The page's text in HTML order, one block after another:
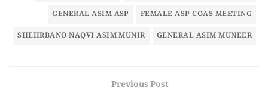
FEMALE ASP COAS MEETING
GENERAL ASIM ASP
GENERAL ASIM MUNEER
SHEHRBANO NAQVI ASIM MUNIR
Previous Post